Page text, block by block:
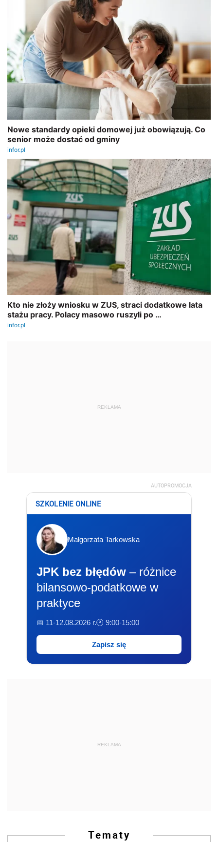
REKLAMA
AUTOPROMOCJA
SZKOLENIE ONLINE
Małgorzata Tarkowska
JPK bez błędów – różnice
bilansowo-podatkowe w
praktyce
📅 11-12.08.2026 r.🕐 9:00-15:00
Zapisz się
REKLAMA
Tematy